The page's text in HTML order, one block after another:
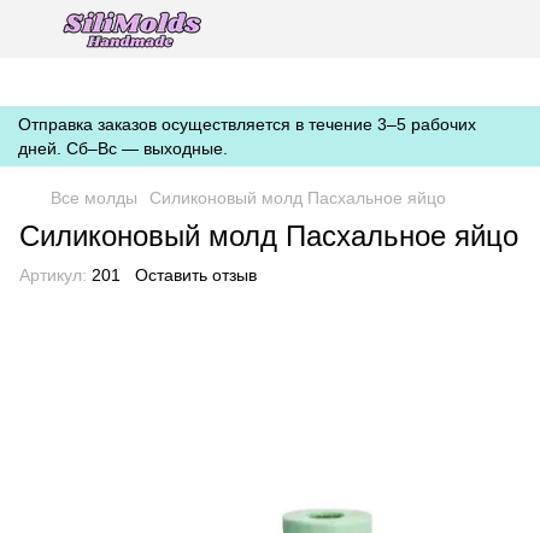
https://silimolds.com.ua//.well-known/apple-developer-merchantid-
domain-association
Отправка заказов осуществляется в течение 3–5 рабочих
дней. Сб–Вс — выходные.
Все молды Силиконовый молд Пасхальное яйцо
Силиконовый молд Пасхальное яйцо
Артикул: 201 Оставить отзыв